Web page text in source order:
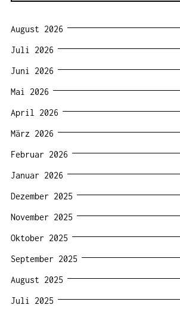
August 2026
Juli 2026
Juni 2026
Mai 2026
April 2026
März 2026
Februar 2026
Januar 2026
Dezember 2025
November 2025
Oktober 2025
September 2025
August 2025
Juli 2025